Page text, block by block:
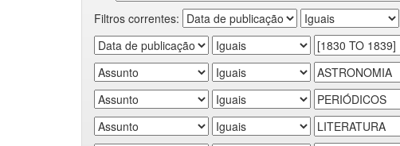
Filtros correntes: